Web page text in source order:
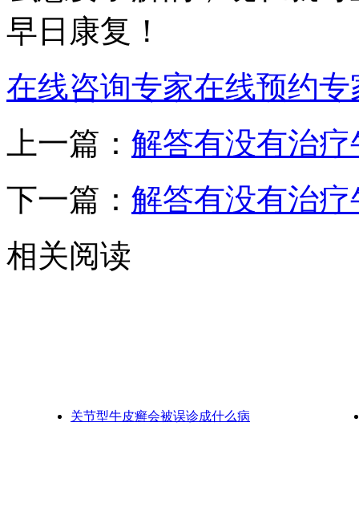
早日康复！
在线咨询专家在线预约专
上一篇： 解答有没有治
下一篇： 解答有没有治
相关阅读
关节型牛皮癣会被误诊成什么病